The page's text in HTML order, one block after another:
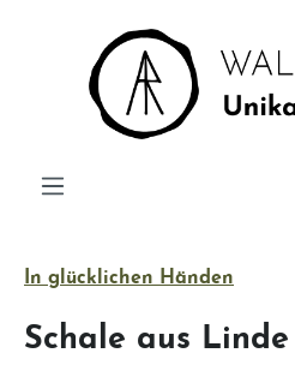
Zum Hauptinhalt springen
In glücklichen Händen
Schale aus Linde